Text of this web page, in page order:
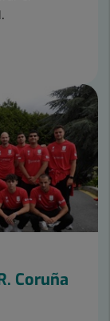
Coruña